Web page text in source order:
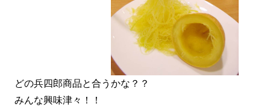
どの兵四郎商品と合うかな？？
みんな興味津々！！